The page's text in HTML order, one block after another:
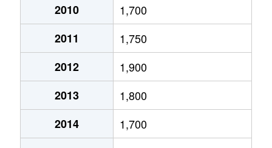
梅野町
1,300万円
梅野町
5,400万円
1,400万円
1,100万円
2,900万円
2010
1,700
2011
1,750
2012
1,900
2013
1,800
2014
1,700